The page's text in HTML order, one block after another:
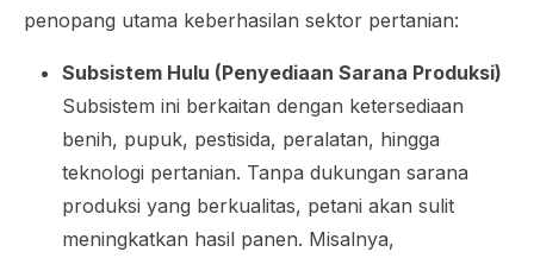
penopang utama keberhasilan sektor pertanian:
Subsistem Hulu (Penyediaan Sarana Produksi)
Subsistem ini berkaitan dengan ketersediaan
benih, pupuk, pestisida, peralatan, hingga
teknologi pertanian. Tanpa dukungan sarana
produksi yang berkualitas, petani akan sulit
meningkatkan hasil panen. Misalnya,